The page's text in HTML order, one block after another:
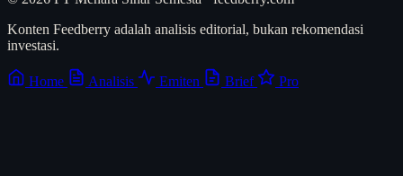
Konten Feedberry adalah analisis editorial, bukan rekomendasi
investasi.
Home Analisis Emiten Brief Pro